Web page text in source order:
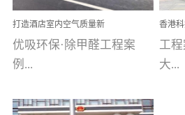
部
触
优
完
为深圳安居集团旗下城...
南
禾...
打造酒店室内空气质量新
标杆——优吸环保·标杆之
作：东莞美豪雅致酒店室
内空气治理工程纪实
优吸环保·除甲醛工程案
例...
香港
甲醛
工
大...